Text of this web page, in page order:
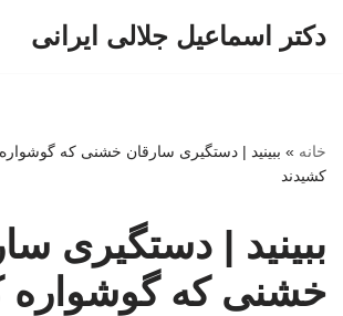
دکتر اسماعیل جلالی ایرانی
خانه »
کشیدند
ببینید | دستگیری